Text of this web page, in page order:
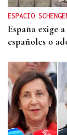
ESPACIO
España exige
españoles o